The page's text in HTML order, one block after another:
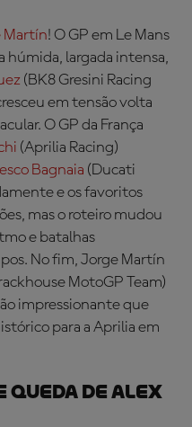
Martín! O GP em Le Mans
largada intensa,
(BK8 Gresini Racing
em tensão volta
O GP da França
(Aprilia Racing)
Bagnaia (Ducati
e os favoritos
mas o roteiro mudou
e batalhas
No fim, Jorge Martín
MotoGP Team)
impressionante que
para a Aprilia em
QUEDA DE ALEX